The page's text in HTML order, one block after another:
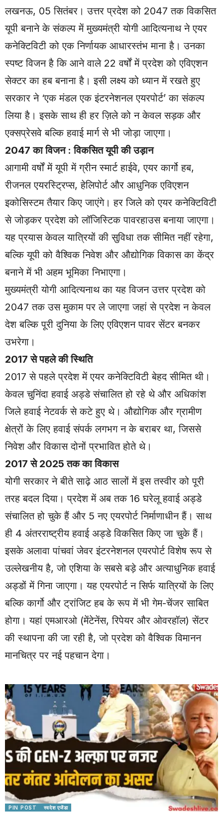
लखनऊ, 05 सितंबर। उत्तर प्रदेश को 2047 तक विकसित
यूपी बनाने के संकल्प में मुख्यमंत्री योगी आदित्यनाथ ने एयर
कनेक्टिविटी को एक निर्णायक आधारस्तंभ माना है। उनका
स्पष्ट विजन है कि आने वाले 22 वर्षों में प्रदेश को एविएशन
सेक्टर का हब बनाना है। इसी लक्ष्य को ध्यान में रखते हुए
सरकार ने ‘एक मंडल एक इंटरनेशनल एयरपोर्ट’ का संकल्प
लिया है। इसके साथ ही हर ज़िले को न केवल सड़क और
एक्सप्रेसवे बल्कि हवाई मार्ग से भी जोड़ा जाएगा।
2047 का विजन : विकसित यूपी की उड़ान
आगामी वर्षों में यूपी में ग्रीन स्मार्ट हाईवे, एयर कार्गो हब,
रीजनल एयरस्ट्रिप्स, हेलिपोर्ट और आधुनिक एविएशन
इकोसिस्टम तैयार किए जाएंगे। हर जिले को एयर कनेक्टिविटी
से जोड़कर प्रदेश को लॉजिस्टिक पावरहाउस बनाया जाएगा।
यह प्रयास केवल यात्रियों की सुविधा तक सीमित नहीं रहेगा,
बल्कि यूपी को वैश्विक निवेश और औद्योगिक विकास का केंद्र
बनाने में भी अहम भूमिका निभाएगा।
मुख्यमंत्री योगी आदित्यनाथ का यह विजन उत्तर प्रदेश को
2047 तक उस मुकाम पर ले जाएगा जहां से प्रदेश न केवल
देश बल्कि पूरी दुनिया के लिए एविएशन पावर सेंटर बनकर
उभरेगा।
2017 से पहले की स्थिति
2017 से पहले प्रदेश में एयर कनेक्टिविटी बेहद सीमित थी।
केवल चुनिंदा हवाई अड्डे संचालित हो रहे थे और अधिकांश
जिले हवाई नेटवर्क से कटे हुए थे। औद्योगिक और ग्रामीण
क्षेत्रों के लिए हवाई संपर्क लगभग न के बराबर था, जिससे
निवेश और विकास दोनों प्रभावित होते थे।
2017 से 2025 तक का विकास
योगी सरकार ने बीते साढ़े आठ सालों में इस तस्वीर को पूरी
तरह बदल दिया। प्रदेश में अब तक 16 घरेलू हवाई अड्डे
संचालित हो चुके हैं और 5 नए एयरपोर्ट निर्माणाधीन हैं। साथ
ही 4 अंतरराष्ट्रीय हवाई अड्डे विकसित किए जा चुके हैं।
इसके अलावा पांचवां जेवर इंटरनेशनल एयरपोर्ट विशेष रूप से
उल्लेखनीय है, जो एशिया के सबसे बड़े और अत्याधुनिक हवाई
अड्डों में गिना जाएगा। यह एयरपोर्ट न सिर्फ यात्रियों के लिए
बल्कि कार्गो और ट्रांजिट हब के रूप में भी गेम-चेंजर साबित
होगा। यहां एमआरओ (मेंटेनेंस, रिपेयर और ओवरहॉल) सेंटर
की स्थापना की जा रही है, जो प्रदेश को वैश्विक विमानन
मानचित्र पर नई पहचान देगा।
PIN POST स्वदेश एजेंडा